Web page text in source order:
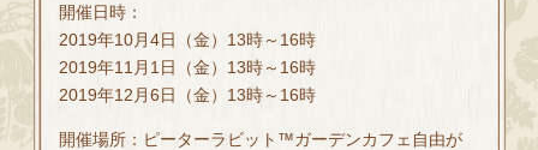
開催日時：
2019年10月4日（金）13時～16時
2019年11月1日（金）13時～16時
2019年12月6日（金）13時～16時
開催場所：ピーターラビット™ガーデンカフェ自由が